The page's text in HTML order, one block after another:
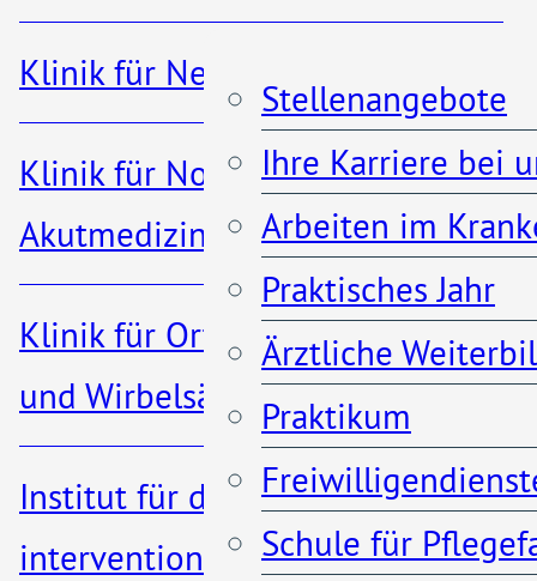
Klinik für Nephrologie
Klinik für Notfall- und
Akutmedizin
Klinik für Orthopädie, Unfall-
und Wirbelsäulenchirurgie
Institut für diagnostische und
interventionelle Radiologie
Stellenangebote
Ihre Karriere bei
Arbeiten im
Praktisches Jahr
Ärztliche
Praktikum
Schule für
am Rhein
Krankenhaus Porz am
Rhein
Urbacher Weg 19
51149 Köln
info@khporz.de